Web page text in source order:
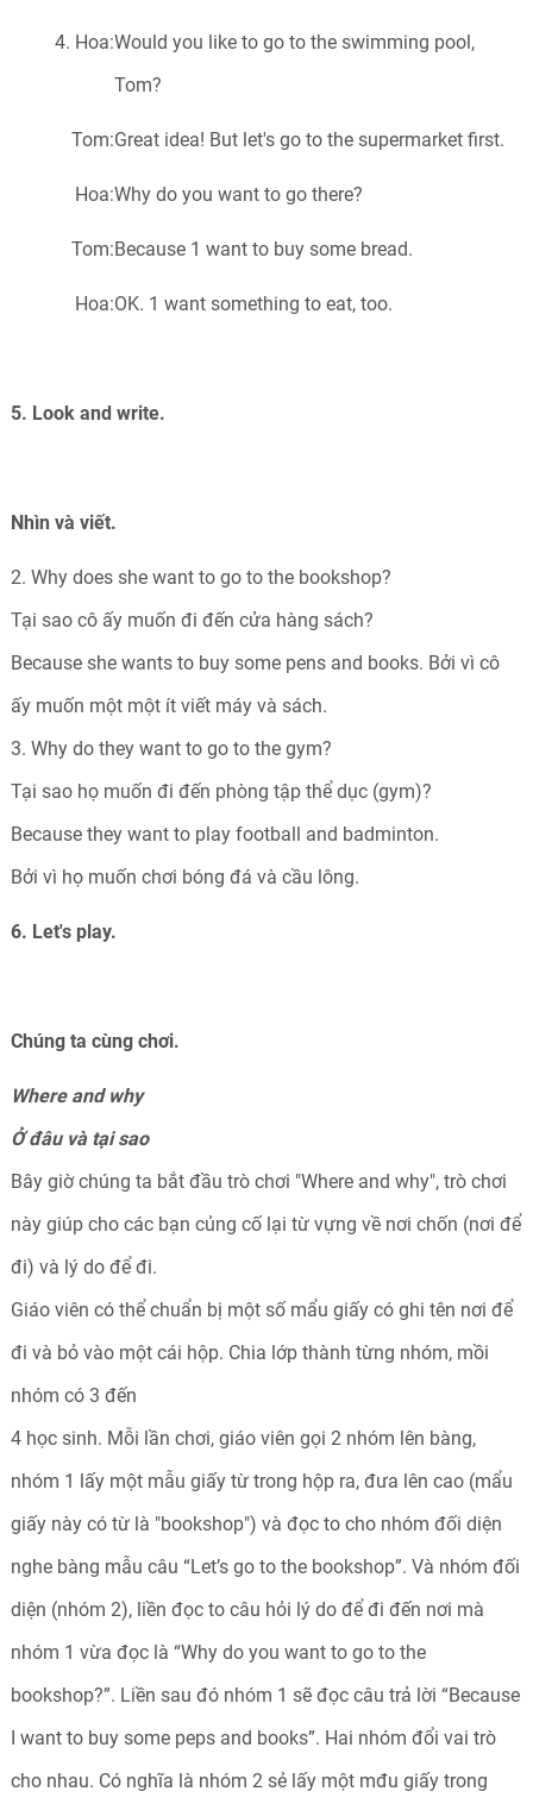
4. Hoa:Would you like to go to the swimming pool,
Tom?
Tom:Great idea! But let's go to the supermarket first.
Hoa:Why do you want to go there?
Tom:Because 1 want to buy some bread.
Hoa:OK. 1 want something to eat, too.
5. Look and write.
Nhìn và viết.
2. Why does she want to go to the bookshop?
Tại sao cô ấy muốn đi đến cửa hàng sách?
Because she wants to buy some pens and books. Bởi vì cô
ấy muốn một một ít viết máy và sách.
3. Why do they want to go to the gym?
Tại sao họ muốn đi đến phòng tập thể dục (gym)?
Because they want to play football and badminton.
Bởi vì họ muốn chơi bóng đá và cầu lông.
6. Let's play.
Chúng ta cùng chơi.
Where and why
Ở đâu và tại sao
Bây giờ chúng ta bắt đầu trò chơi "Where and why", trò chơi
này giúp cho các bạn củng cố lại từ vựng về nơi chốn (nơi để
đi) và lý do để đi.
Giáo viên có thể chuẩn bị một số mẩu giấy có ghi tên nơi để
đi và bỏ vào một cái hộp. Chia lớp thành từng nhóm, mồi
nhóm có 3 đến
4 học sinh. Mỗi lần chơi, giáo viên gọi 2 nhóm lên bàng,
nhóm 1 lấy một mẫu giấy từ trong hộp ra, đưa lên cao (mẩu
giấy này có từ là "bookshop") và đọc to cho nhóm đối diện
nghe bàng mẫu câu “Let’s go to the bookshop”. Và nhóm đối
diện (nhóm 2), liền đọc to câu hỏi lý do để đi đến nơi mà
nhóm 1 vừa đọc là “Why do you want to go to the
bookshop?”. Liền sau đó nhóm 1 sẽ đọc câu trả lời “Because
I want to buy some peps and books”. Hai nhóm đổi vai trò
cho nhau. Có nghĩa là nhóm 2 sẻ lấy một mđu giấy trong